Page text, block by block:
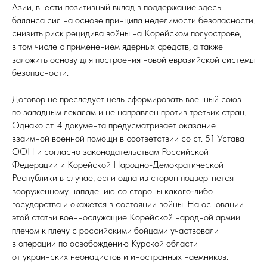
Азии, внести позитивный вклад в поддержание здесь
баланса сил на основе принципа неделимости безопасности,
снизить риск рецидива войны на Корейском полуострове,
в том числе с применением ядерных средств, а также
заложить основу для построения новой евразийской системы
безопасности.
Договор не преследует цель сформировать военный союз
по западным лекалам и не направлен против третьих стран.
Однако ст. 4 документа предусматривает оказание
взаимной военной помощи в соответствии со ст. 51 Устава
ООН и согласно законодательствам Российской
Федерации и Корейской Народно-Демократической
Республики в случае, если одна из сторон подвергнется
вооруженному нападению со стороны какого-либо
государства и окажется в состоянии войны. На основании
этой статьи военнослужащие Корейской народной армии
плечом к плечу с российскими бойцами участвовали
в операции по освобождению Курской области
от украинских неонацистов и иностранных наемников.